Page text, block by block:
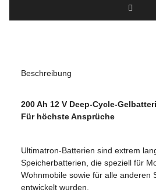
Beschreibung
200 Ah 12 V Deep-Cycle-
Für höchste Ansprüche
Ultimatron-Batterien sind extrem
Speicherbatterien, die speziell für
Wohnmobile sowie für alle anderen
entwickelt wurden.